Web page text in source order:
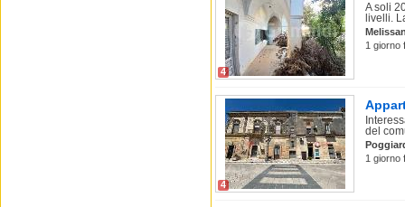
4
A soli
livelli.
1 giorno
4
del
1 giorno